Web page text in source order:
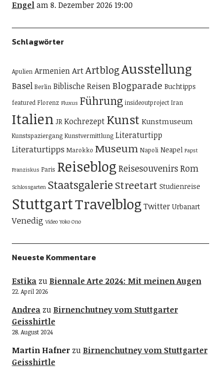
Engelam 8. Dezember 2026 19:00
Schlagwörter
Apulien ArmenienArtArtblogAusstellung
Basel Berlin Biblische ReisenBlogparade Buchtipps
featured Florenz Fluxus Führung insideoutproject Iran
Italien JR Kochrezept Kunst Kunstmuseum
Kunstspaziergang Kunstvermittlung Literaturtipp
Literaturtipps Marokko Museum Napoli Neapel Papst
Franziskus Paris Reiseblog ReisesouvenirsRom
Schlossgarten Staatsgalerie Streetart Studienreise
StuttgartTravelblog Twitter Urbanart
Venedig Video Yoko Ono
Neueste Kommentare
Estikazu Biennale Arte 2024: Mit meinen Augen
22. April 2026
Andreazu Birnenchutney vom Stuttgarter
Geisshirtle
28. August 2024
Martin Hafnerzu Birnenchutney vom Stuttgarter
Geisshirtle